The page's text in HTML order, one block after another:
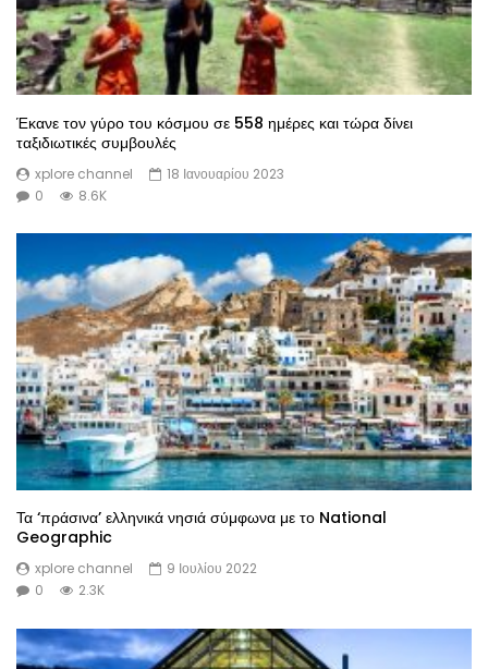
Έκανε τον γύρο του κόσμου σε 558 ημέρες και τώρα δίνει
ταξιδιωτικές συμβουλές
xplore channel
18 Ιανουαρίου 2023
0
8.6K
Τα ‘πράσινα’ ελληνικά νησιά σύμφωνα με το National
Geographic
xplore channel
9 Ιουλίου 2022
0
2.3K